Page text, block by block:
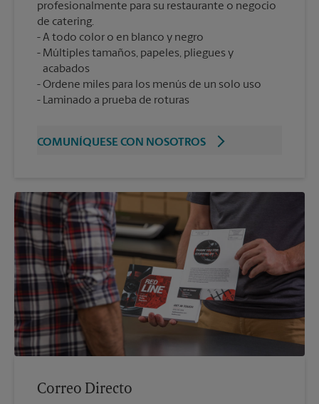
profesionalmente para su restaurante o negocio
de catering.
A todo color o en blanco y negro
Múltiples tamaños, papeles, pliegues y
acabados
Ordene miles para los menús de un solo uso
Laminado a prueba de roturas
COMUNÍQUESE CON NOSOTROS
Correo Directo